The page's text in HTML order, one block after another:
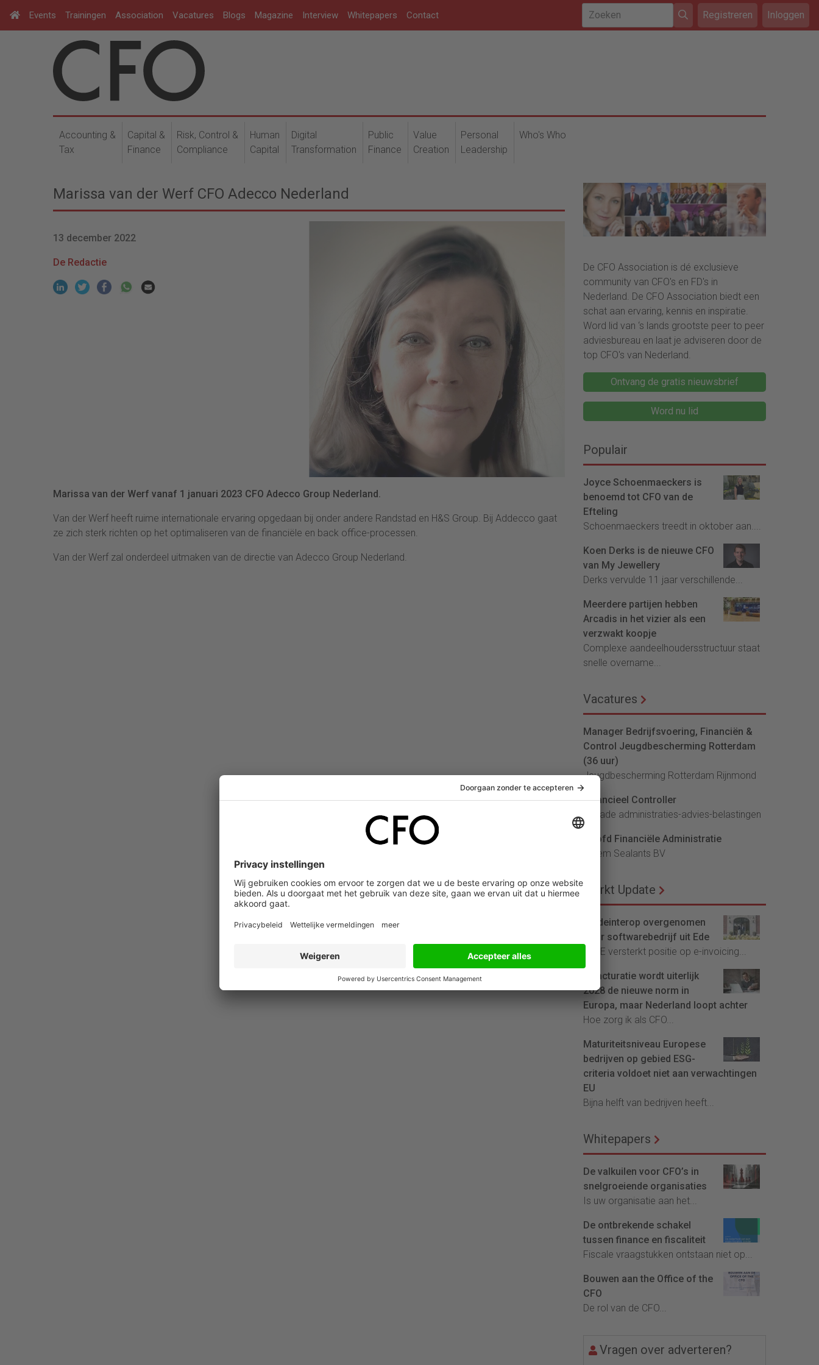
Events Trainingen Association Vacatures Blogs Magazine Interview Whitepapers Contact Registreren Inloggen
Accounting &
Tax
Capital &
Finance
Risk, Control &
Compliance
Human
Capital
Digital
Transformation
Public
Finance
Value
Creation
Personal
Leadership
Who's Who
Marissa van der Werf CFO Adecco Nederland
13 december 2022
De Redactie
Marissa van der Werf vanaf 1 januari 2023 CFO Adecco Group Nederland.
Van der Werf heeft ruime internationale ervaring opgedaan bij onder andere Randstad en H&S Group. Bij Addecco gaat
ze zich sterk richten op het optimaliseren van de financiële en back office-processen.
Van der Werf zal onderdeel uitmaken van de directie van Adecco Group Nederland.
De CFO Association is dé exclusieve
community van CFO's en FD's in
Nederland. De CFO Association biedt een
schat aan ervaring, kennis en inspiratie.
Word lid van ‘s lands grootste peer to peer
adviesbureau en laat je adviseren door de
top CFO's van Nederland.
Ontvang de gratis nieuwsbrief
Word nu lid
Populair
Joyce Schoenmaeckers is
benoemd tot CFO van de
Efteling
Schoenmaeckers treedt in oktober aan....
Koen Derks is de nieuwe CFO
van My Jewellery
Derks vervulde 11 jaar verschillende...
Meerdere partijen hebben
Arcadis in het vizier als een
verzwakt koopje
Complexe aandeelhoudersstructuur staat
snelle overname...
Vacatures
Manager Bedrijfsvoering, Financiën &
Control Jeugdbescherming Rotterdam
(36 uur)
Jeugdbescherming Rotterdam Rijnmond
Financieel Controller
lArcade administraties-advies-belastingen
Hoofd Financiële Administratie
Bloem Sealants BV
Markt Update
Tradeinterop overgenomen
door softwarebedrijf uit Ede
4CEE versterkt positie op e-invoicing...
E-facturatie wordt uiterlijk
2028 de nieuwe norm in
Europa, maar Nederland loopt achter
Hoe zorg ik als CFO...
Maturiteitsniveau Europese
bedrijven op gebied ESG-
criteria voldoet niet aan verwachtingen
EU
Bijna helft van bedrijven heeft...
Whitepapers
De valkuilen voor CFO’s in
snelgroeiende organisaties
Is uw organisatie aan het...
De ontbrekende schakel
tussen finance en fiscaliteit
Fiscale vraagstukken ontstaan niet op...
Bouwen aan the Office of the
CFO
De rol van de CFO...
Vragen over adverteren?